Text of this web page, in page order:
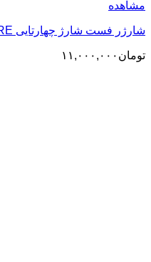
مشاهده
شارژر فست شارژ چهارتایی NITECORE مدل SC4
تومان ۱۱,۰۰۰,۰۰۰